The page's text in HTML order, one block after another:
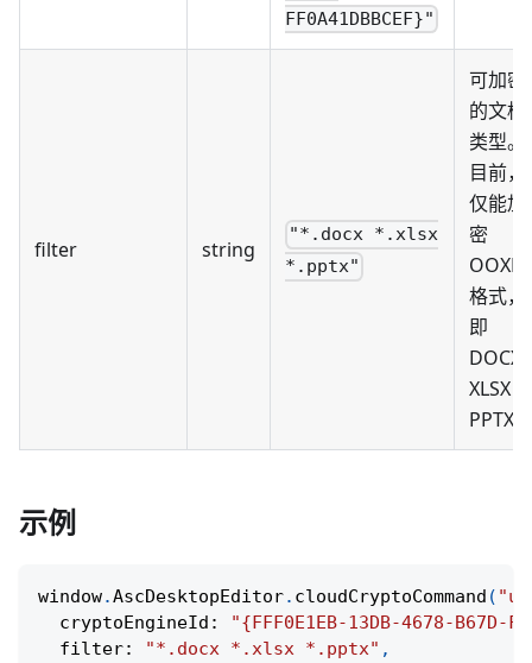
FF0A41DBBCEF}"
filter string
"*.docx *.xlsx
*.pptx"
可加密
的文档
类型。
目前，
仅能加
密
格式，
即
DOCX
XLSX
PPTX。
示例
window.AscDesktopEditor. cloudCryptoCommand (
  cryptoEngineId
:
"{FFF0E1EB-13DB-4678-B67D-
  filter
: "*.docx *.xlsx *.pptx" ,